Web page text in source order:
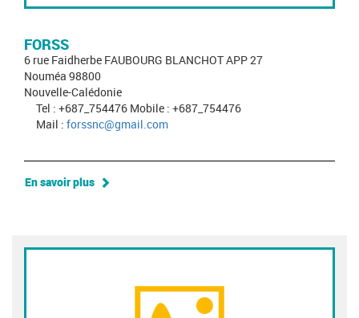
FORSS
6 rue Faidherbe FAUBOURG BLANCHOT APP 27
Nouméa 98800
Nouvelle-Calédonie
Tel : +687_754476 Mobile : +687_754476
Mail : forssnc@gmail.com
En savoir plus